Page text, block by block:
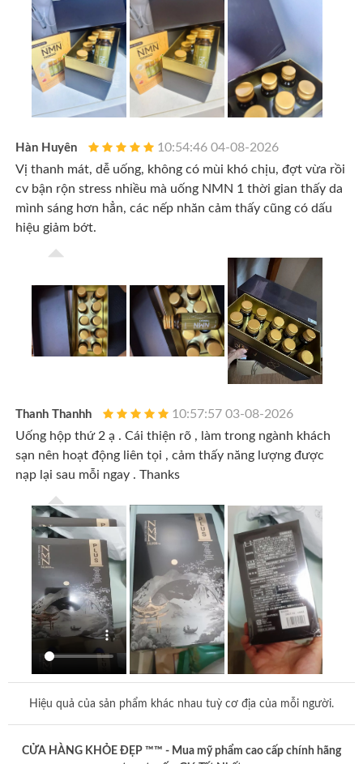
Hàn Huyên
10:54:46 04-08-2026
Vị thanh mát, dễ uống, không có mùi khó chịu, đợt vừa rồi
cv bận rộn stress nhiều mà uống NMN 1 thời gian thấy da
mình sáng hơn hẳn, các nếp nhăn cảm thấy cũng có dấu
hiệu giảm bớt.
Thanh Thanhh
10:57:57 03-08-2026
Uống hộp thứ 2 ạ . Cái thiện rõ , làm trong ngành khách
sạn nên hoạt động liên tọi , cảm thấy năng lượng được
nạp lại sau mỗi ngay . Thanks
Hiệu quả của sản phẩm khác nhau tuỳ cơ địa của mỗi người.
CỬA HÀNG KHỎE ĐẸP ™™ - Mua mỹ phẩm cao cấp chính hãng